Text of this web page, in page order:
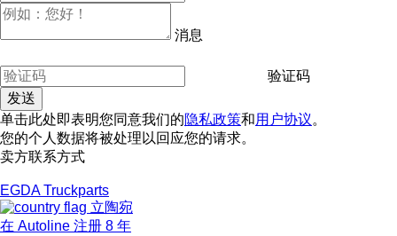
消息
验证码
单击此处即表明您同意我们的隐私政策和用户协议。
您的个人数据将被处理以回应您的请求。
卖方联系方式
EGDA Truckparts
立陶宛
在 Autoline 注册 8 年